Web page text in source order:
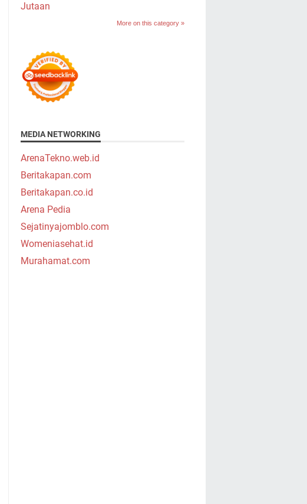
Jutaan
More on this category »
MEDIA NETWORKING
ArenaTekno.web.id
Beritakapan.com
Beritakapan.co.id
Arena Pedia
Sejatinyajomblo.com
Womeniasehat.id
Murahamat.com